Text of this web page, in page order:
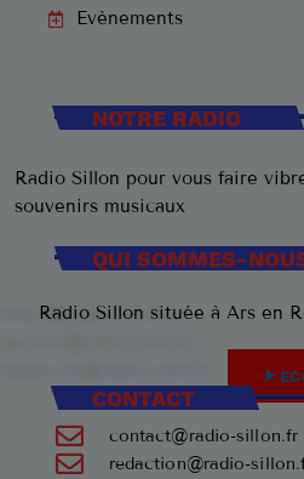
Evènements
NOTRE RADIO
Radio Sillon pour vous faire
souvenirs musicaux
play_arrow
QUI SOMMES-
Radio Sillon située à Ars en
CONTACT
contact@radio-sillon.fr
redaction@radio-